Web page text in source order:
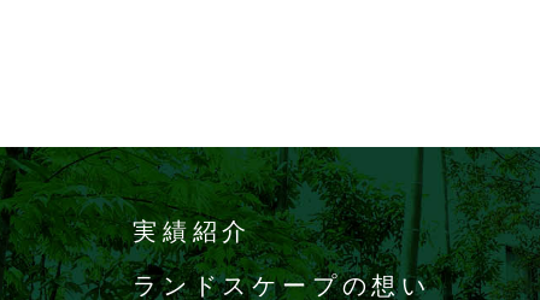
実績紹介
ランドスケープの想い